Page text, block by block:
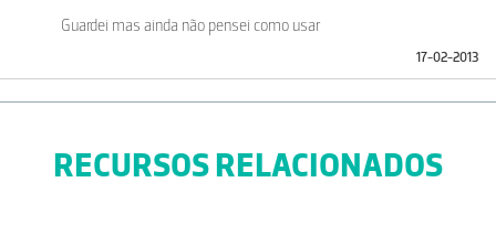
Guardei mas ainda não pensei como usar
17-02-2013
RECURSOS RELACIONADOS